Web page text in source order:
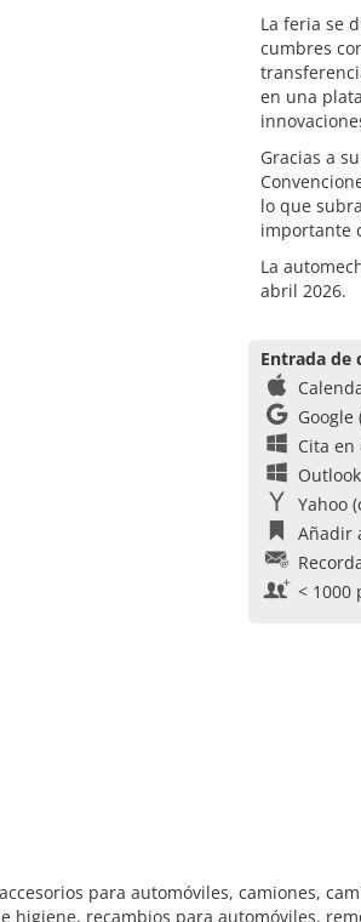
La feria se
cumbres
en una
Gracias a
lo que
importante
La
abril 2026.
Entrada de
Google
Cita en
Yahoo
Añadir
< 1000
accesorios para automóviles, camiones,
higiene, recambios para automóviles,